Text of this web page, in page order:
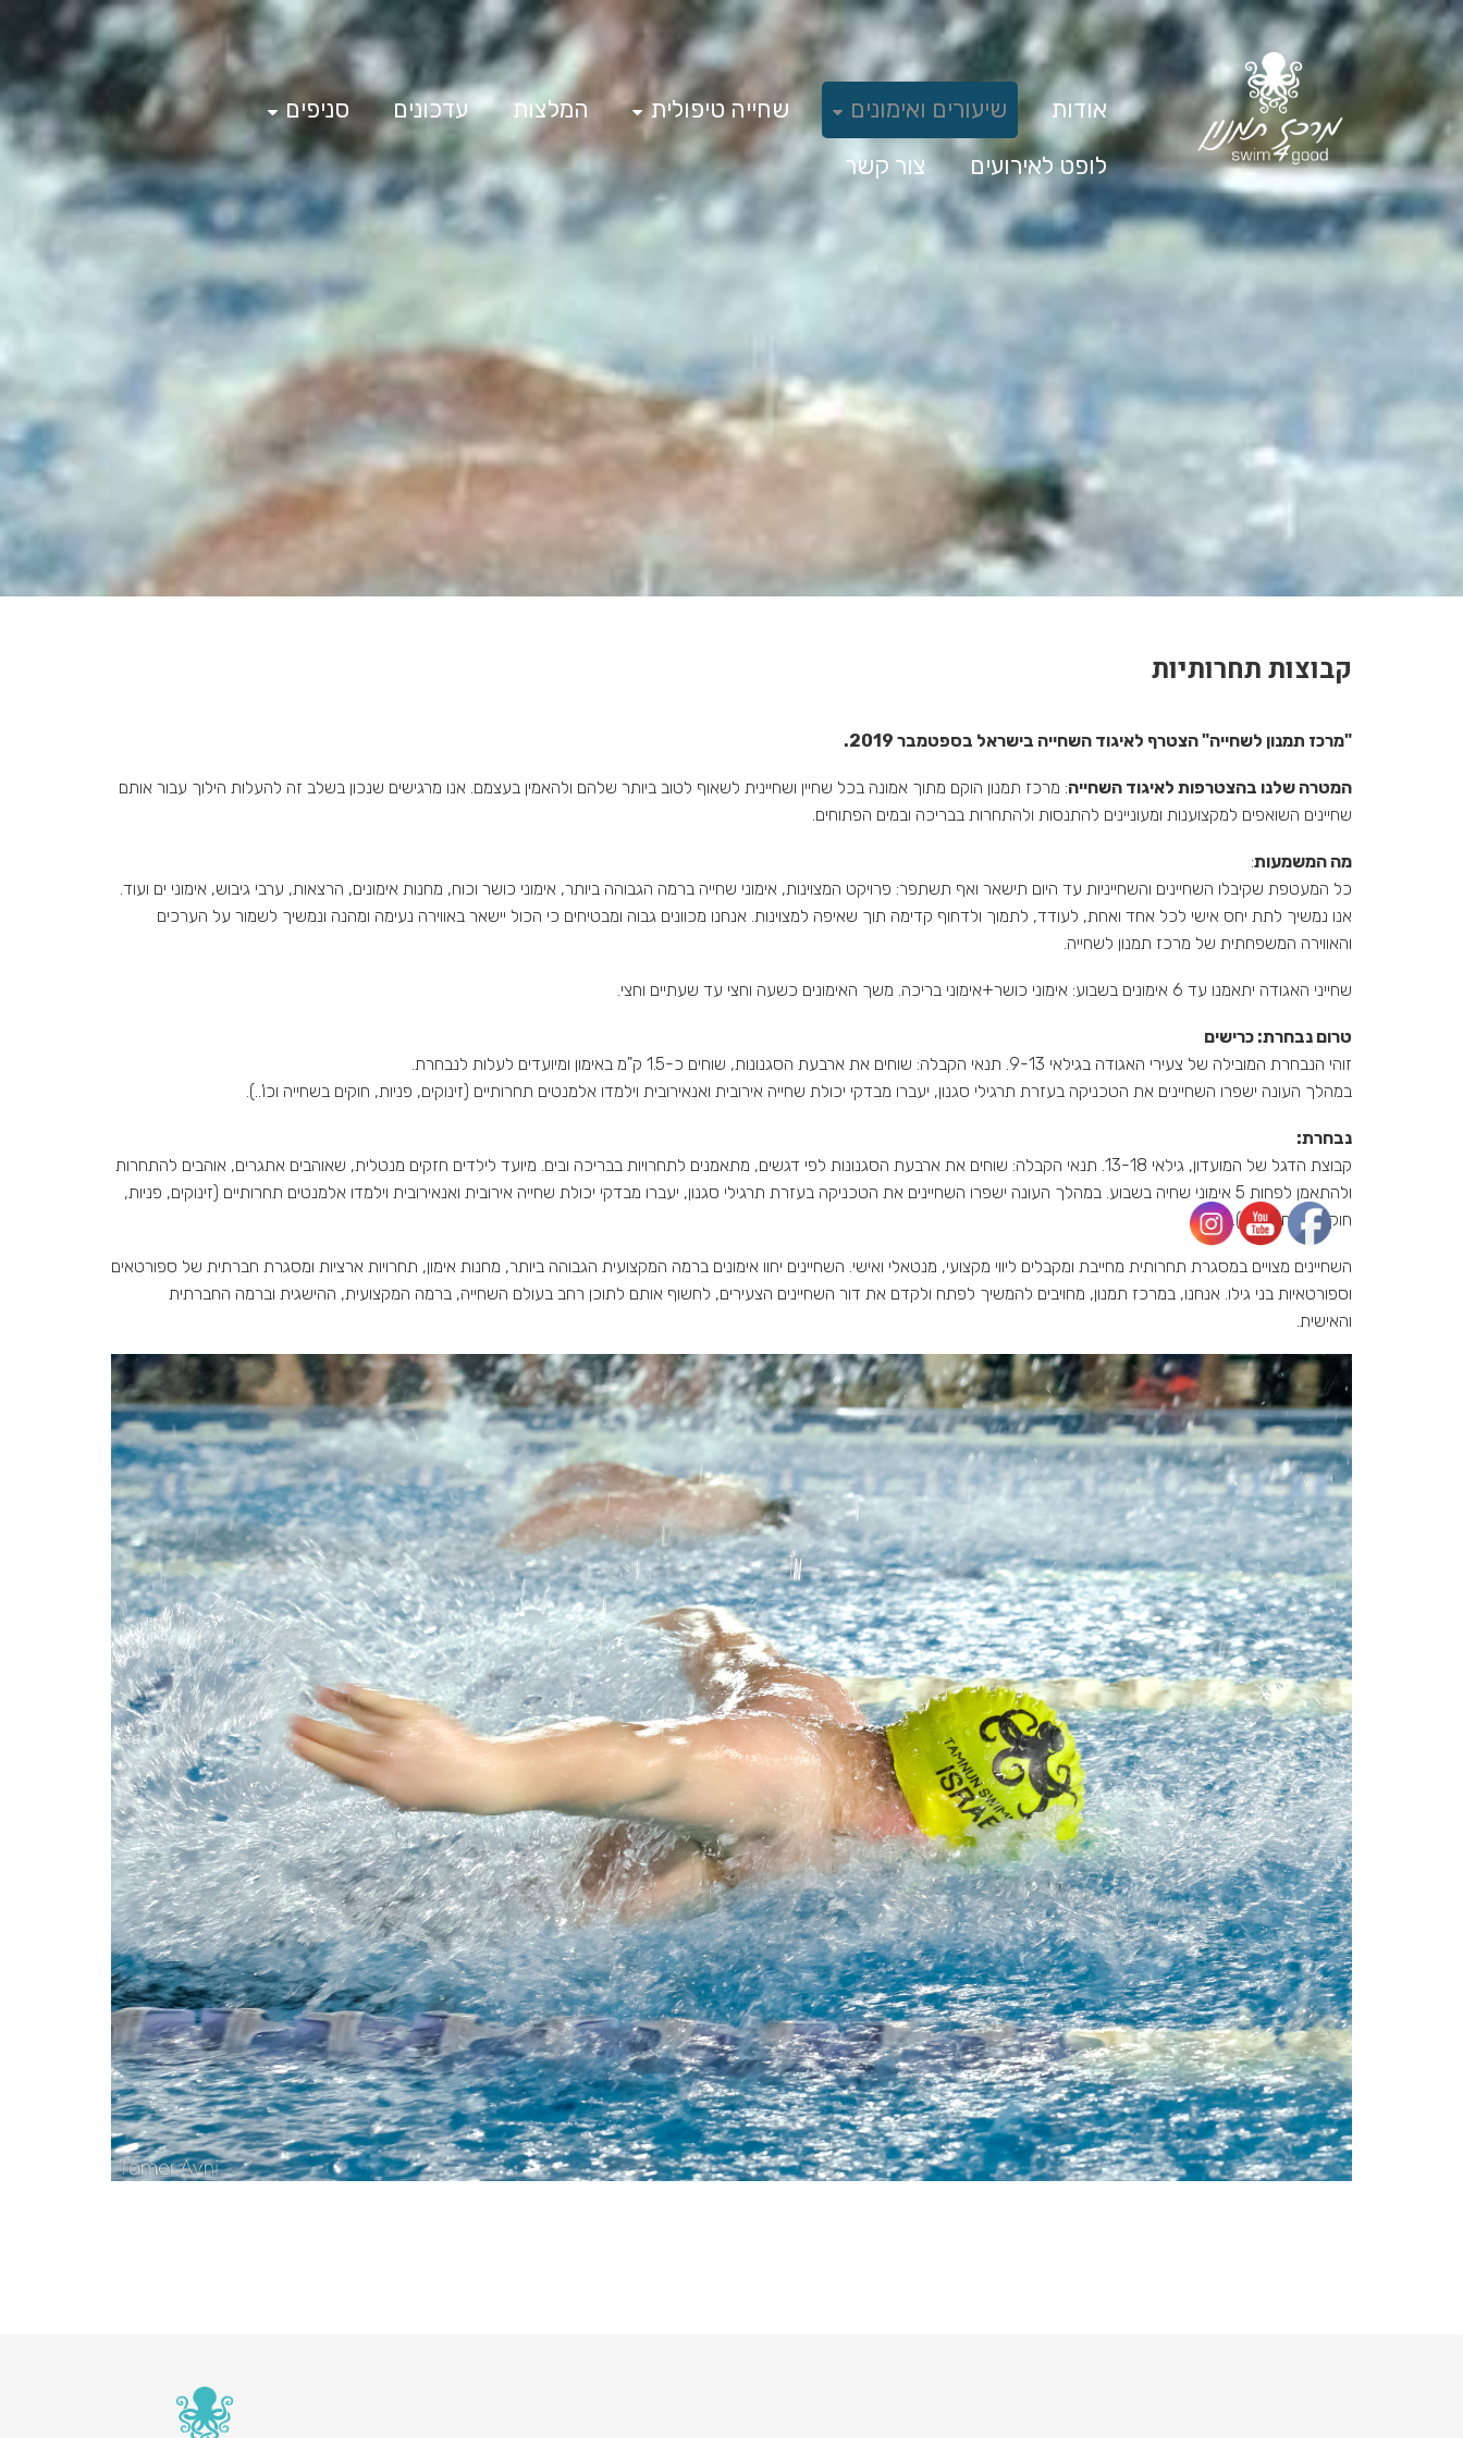
אודות שיעורים ואימונים שחייה טיפולית המלצות עדכונים
סניפים
לופט לאירועים
צור קשר
קבוצות תחרותיות
קבוצות תחרותיות
"מרכז תמנון לשחייה" הצטרף לאיגוד השחייה בישראל בספטמבר 2019.
המטרה שלנו בהצטרפות לאיגוד השחייה: מרכז תמנון הוקם מתוך אמונה בכל שחיין ושחיינית לשאוף לטוב ביותר שלהם ולהאמין בעצמם. אנו מרגישים שנכון בשלב זה להעלות הילוך עבור אותם
שחיינים השואפים למקצוענות ומעוניינים להתנסות ולהתחרות בבריכה ובמים הפתוחים.
מה המשמעות:
כל המעטפת שקיבלו השחיינים והשחייניות עד היום תישאר ואף תשתפר: פרויקט המצוינות, אימוני שחייה ברמה הגבוהה ביותר, אימוני כושר וכוח, מחנות אימונים, הרצאות, ערבי גיבוש, אימוני ים ועוד.
אנו נמשיך לתת יחס אישי לכל אחד ואחת, לעודד, לתמוך ולדחוף קדימה תוך שאיפה למצוינות. אנחנו מכוונים גבוה ומבטיחים כי הכול יישאר באווירה נעימה ומהנה ונמשיך לשמור על הערכים
והאווירה המשפחתית של מרכז תמנון לשחייה.
שחייני האגודה יתאמנו עד 6 אימונים בשבוע: אימוני כושר+אימוני בריכה. משך האימונים כשעה וחצי עד שעתיים וחצי.
טרום נבחרת: כרישים
זוהי הנבחרת המובילה של צעירי האגודה בגילאי 9-13. תנאי הקבלה: שוחים את ארבעת הסגנונות, שוחים כ-1.5 ק"מ באימון ומיועדים לעלות לנבחרת.
במהלך העונה ישפרו השחיינים את הטכניקה בעזרת תרגילי סגנון, יעברו מבדקי יכולת שחייה אירובית ואנאירובית וילמדו אלמנטים תחרותיים (זינוקים, פניות, חוקים בשחייה וכו'..).
נבחרת:
קבוצת הדגל של המועדון, גילאי 13-18. תנאי הקבלה: שוחים את ארבעת הסגנונות לפי דגשים, מתאמנים לתחרויות בבריכה ובים. מיועד לילדים חזקים מנטלית, שאוהבים אתגרים, אוהבים להתחרות
ולהתאמן לפחות 5 אימוני שחיה בשבוע. במהלך העונה ישפרו השחיינים את הטכניקה בעזרת תרגילי סגנון, יעברו מבדקי יכולת שחייה אירובית ואנאירובית וילמדו אלמנטים תחרותיים (זינוקים, פניות,
חוקים בשחייה וכו').
השחיינים מצויים במסגרת תחרותית מחייבת ומקבלים ליווי מקצועי, מנטאלי ואישי. השחיינים יחוו אימונים ברמה המקצועית הגבוהה ביותר, מחנות אימון, תחרויות ארציות ומסגרת חברתית של ספורטאים
וספורטאיות בני גילו. אנחנו, במרכז תמנון, מחויבים להמשיך לפתח ולקדם את דור השחיינים הצעירים, לחשוף אותם לתוכן רחב בעולם השחייה, ברמה המקצועית, ההישגית וברמה החברתית
והאישית.